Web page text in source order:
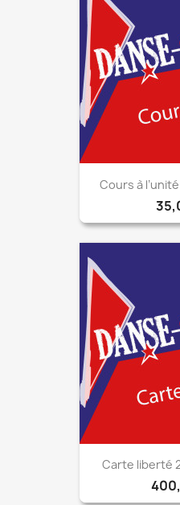
Cours à
Carte liberté